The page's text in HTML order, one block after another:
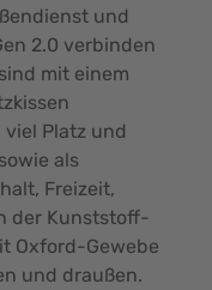
und
2.0 verbinden
mit einem
Platz und
als
Freizeit,
der Kunststoff-
Oxford-Gewebe
und draußen.